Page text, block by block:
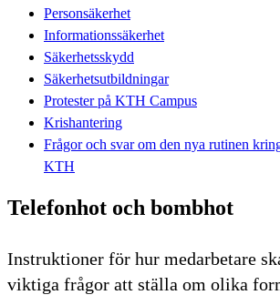
Personsäkerhet
Informationssäkerhet
Säkerhetsskydd
Säkerhetsutbildningar
Protester på KTH Campus
Krishantering
Frågor och svar om den nya rutinen
KTH
Telefonhot och bombhot
Instruktioner för hur medarbetare
viktiga frågor att ställa om olika